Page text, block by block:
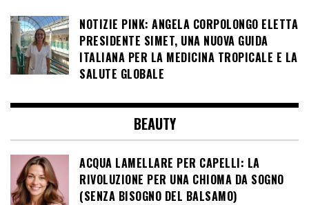
NOTIZIE PINK: ANGELA CORPOLONGO ELETTA
PRESIDENTE SIMET, UNA NUOVA GUIDA
ITALIANA PER LA MEDICINA TROPICALE E LA
SALUTE GLOBALE
BEAUTY
ACQUA LAMELLARE PER CAPELLI: LA
RIVOLUZIONE PER UNA CHIOMA DA SOGNO
(SENZA BISOGNO DEL BALSAMO)